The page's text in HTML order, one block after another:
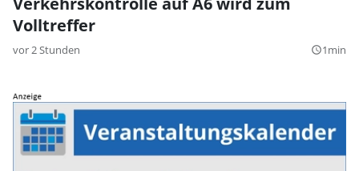
Volltreffer
vor 2 Stunden query_builder1min